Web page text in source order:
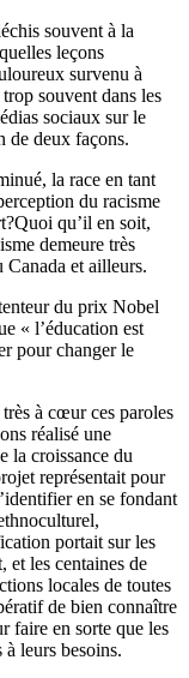
souvent à la
leçons
survenu à
souvent dans les
sociaux sur le
de deux façons.
la race en tant
du racisme
qu’il en soit,
demeure très
Canada et ailleurs.
du prix Nobel
« l’éducation est
pour changer le
à cœur ces paroles
réalisé une
la croissance du
représentait pour
en se fondant
portait sur les
et les centaines de
locales de toutes
de bien connaître
faire en sorte que les
à leurs besoins.